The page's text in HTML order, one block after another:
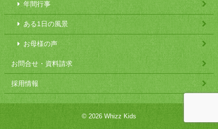
年間行事
ある1日の風景
お母様の声
お問合せ・資料請求
採用情報
© 2026 Whizz Kids